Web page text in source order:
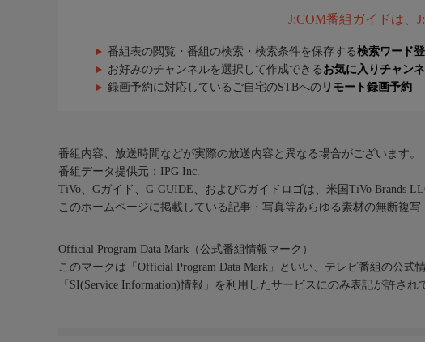
J:COM番組ガイドは、
番組表の閲覧・番組の検索・検索条件を保存する検索ワード
お好みのチャンネルを選択して作成できる お気に入りチャン
録画予約に対応しているご自宅のSTBへの リモート録画予約
番組内容、放送時間などが実際の放送内容と異なる場合がございます。
番組データ提供元：IPG Inc.
TiVo、Gガイド、G-GUIDE、およびGガイドロゴは、米国TiVo Brands
このホームページに掲載している記事・写真等あらゆる素材の無断複写
Official Program Data Mark（公式番組情報マーク）
このマークは「Official Program Data Mark」といい、テレビ番組の公式
「SI(Service Information)情報」を利用したサービスにのみ表記が許され